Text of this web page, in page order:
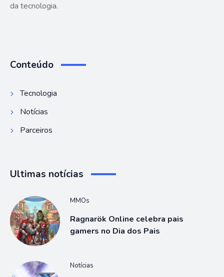
da tecnologia.
Conteúdo
Tecnologia
Notícias
Parceiros
Ultimas notícias
MMOs
Ragnarök Online celebra pais
gamers no Dia dos Pais
Notícias